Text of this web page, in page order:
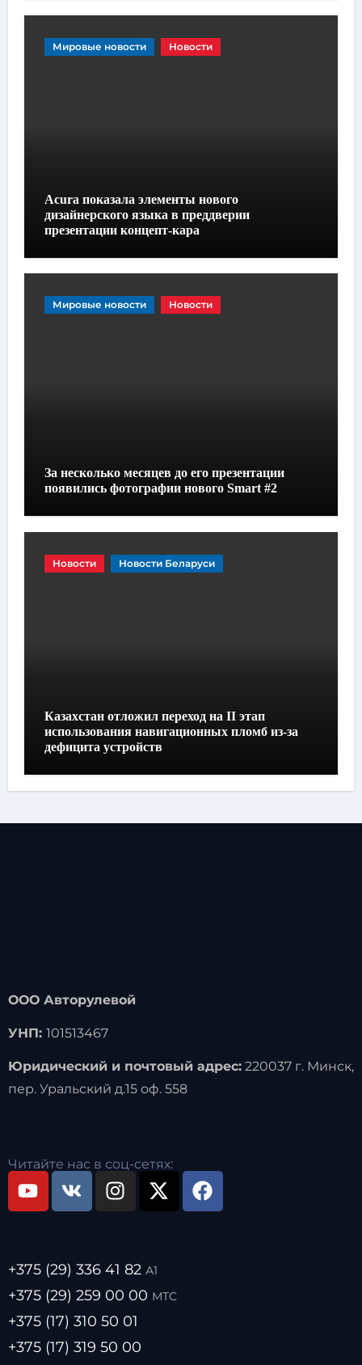
Мировые новости Новости
Acura показала элементы нового
дизайнерского языка в преддверии
презентации концепт-кара
Мировые новости Новости
За несколько месяцев до его презентации
появились фотографии нового Smart #2
Новости Новости Беларуси
Казахстан отложил переход на II этап
использования навигационных пломб из-за
дефицита устройств
ООО Авторулевой
УНП: 101513467
Юридический и почтовый адрес:220037 г. Минск,
пер. Уральский д.15 оф. 558
Читайте нас в соц-сетях:
+375 (29) 336 41 82 А1
+375 (29) 259 00 00 МТС
+375 (17) 310 50 01
+375 (17) 319 50 00